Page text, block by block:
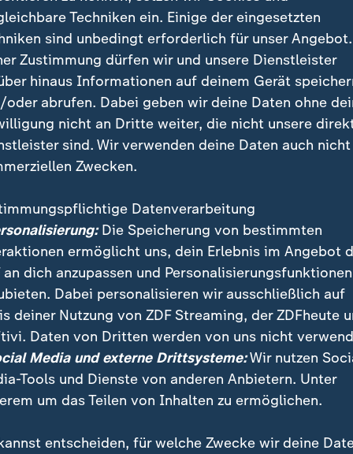
Artemis Racing. Der erfahrene Flügeltrimmer
enormen G-Kräften mit dem Gesicht voran aufs
katapultiert worden.
Roos musste Top-Flügeltrimmer Iain Jensen
werden. Spontan kam Foiling-Legende Glenn
olympische Silbermedaillengewinner und
starke Dienste.
für Neuseeland
und Fahrer Tom Slingsby zollte dem
diesen Bedingungen einen so guten Job gemacht!"
auch Leute mit fünf, sechs
stark zu kämpfen. Er hatte nur
kann nur ein Glenn Ashby. Wir
mit Platz zwei.
Techniken ein. Einige der eingesetzten
sind unbedingt erforderlich für unser
Zustimmung dürfen wir und unsere Dienstleister
hinaus Informationen auf deinem Gerät
oder abrufen. Dabei geben wir deine Daten ohne
nicht an Dritte weiter, die nicht unsere
sind. Wir verwenden deine Daten auch nicht
Zwecken.
Datenverarbeitung
Die Speicherung von bestimmten
ermöglicht uns, dein Erlebnis im Angebot
an dich anzupassen und Personalisierungsfunktionen
Dabei personalisieren wir ausschließlich auf
deiner Nutzung von ZDF Streaming, der ZDFheute
Daten von Dritten werden von uns nicht
Media und externe Drittsysteme:Wir nutzen
Tools und Dienste von anderen Anbietern. Unter
um das Teilen von Inhalten zu ermöglichen.
entscheiden, für welche Zwecke wir deine